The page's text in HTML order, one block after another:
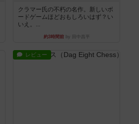
クラマー氏の不朽の名作。新しいボ
ードゲームほどおもしろいはず？い
いえ。...
約3時間前by 田中昌平
レビュー